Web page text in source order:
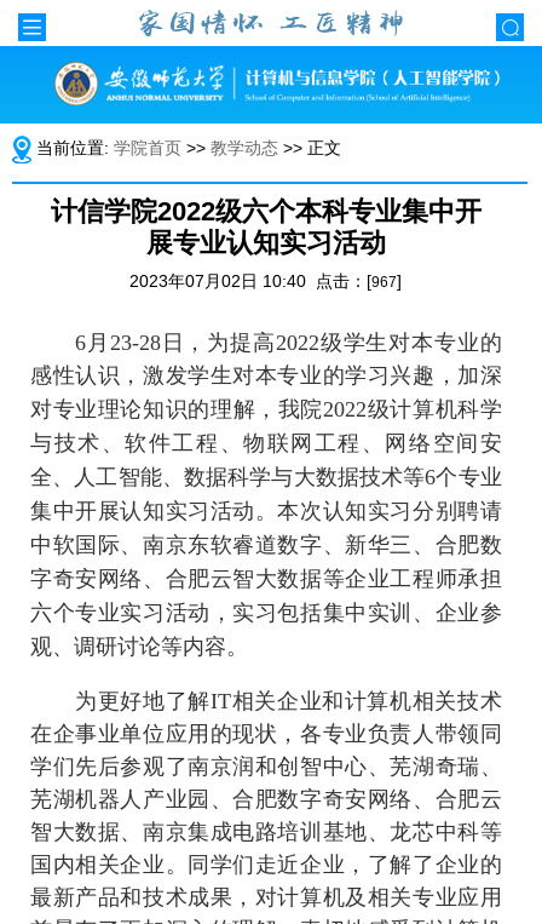
当前位置: 学院首页 >> 教学动态 >> 正文
计信学院2022级六个本科专业集中开
展专业认知实习活动
2023年07月02日 10:40 点击：[967]
6月23-28日，为提高2022级学生对本专业的
感性认识，激发学生对本专业的学习兴趣，加深
对专业理论知识的理解， 我院2022级计算机科学
与技术、软件工程、物联网工程、网络空间安
全、人工智能、数据科学与大数据技术等6个专业
集中开展认知实习活动。本次认知实习分别聘请
中软国际、南京东软睿道数字、新华三、合肥数
字奇安网络、合肥云智大数据等企业工程师承担
六个专业实习活动，实习包括集中实训、企业参
观、调研讨论等内容。
为更好地了解IT相关企业和计算机相关技术
在企事业单位应用的现状，各专业负责人带领同
学们先后参观了南京润和创智中心、芜湖奇瑞、
芜湖机器人产业园、合肥数字奇安网络、合肥云
智大数据、南京集成电路培训基地、龙芯中科等
国内相关企业。同学们走近企业，了解了企业的
最新产品和技术成果，对计算机及相关专业应用